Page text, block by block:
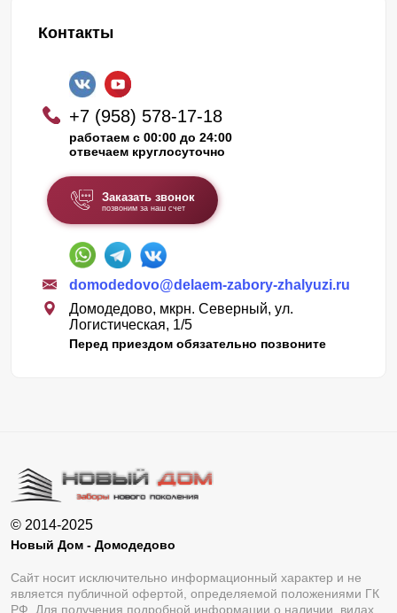
Контакты
+7 (958) 578-17-18
работаем с 00:00 до 24:00
отвечаем круглосуточно
Заказать звонок
позвоним за наш счет
domodedovo@delaem-zabory-zhalyuzi.ru
Домодедово, мкрн. Северный, ул.
Логистическая, 1/5
Перед приездом обязательно позвоните
© 2014-2025
Новый Дом - Домодедово
Сайт носит исключительно информационный характер и не
является публичной офертой, определяемой положениями ГК
РФ. Для получения подробной информации о наличии, видах,